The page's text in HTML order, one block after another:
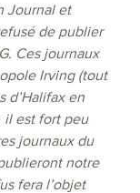
Journal et
de publier
Ces journaux
Irving (tout
d’Halifax en
il est fort peu
journaux du
notre
fera l’objet